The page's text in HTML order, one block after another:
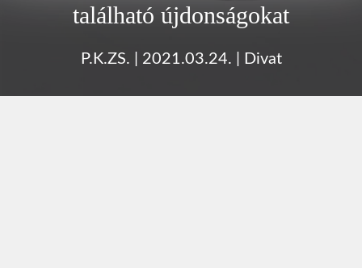
található újdonságokat
P.K.ZS. 2021.03.24. Divat